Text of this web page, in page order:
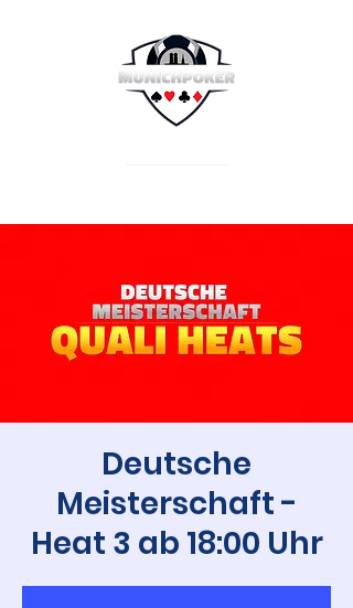
Deutsche
Meisterschaft -
Heat 3 ab 18:00 Uhr